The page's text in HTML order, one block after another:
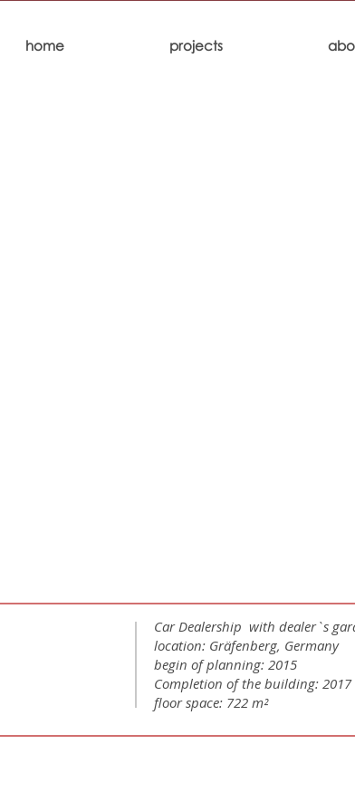
home projects
Car Dealership with dealer`s
location: Gräfenberg, Germany
begin of planning: 2015
Completion of the building: 2017
floor space: 722 m²